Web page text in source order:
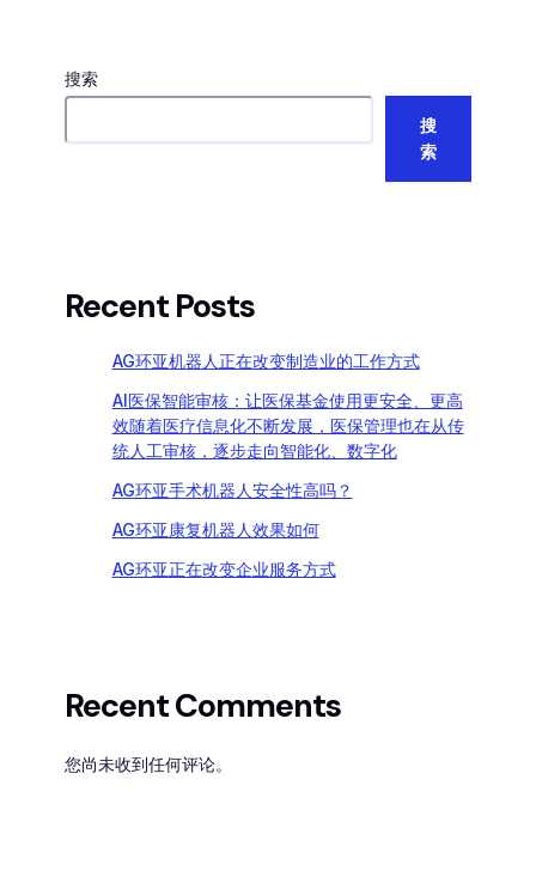
搜索
搜
索
Recent Posts
AG环亚机器人正在改变制造业的工作方式
AI医保智能审核：让医保基金使用更安全、更高
效随着医疗信息化不断发展，医保管理也在从传
统人工审核，逐步走向智能化、数字化
AG环亚手术机器人安全性高吗？
AG环亚康复机器人效果如何
AG环亚正在改变企业服务方式
Recent Comments
您尚未收到任何评论。